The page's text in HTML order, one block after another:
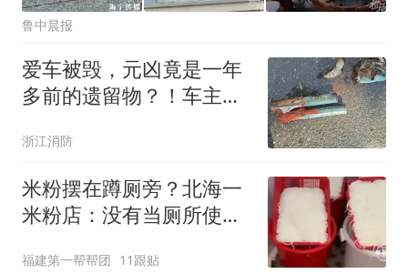
鲁中晨报
爱车被毁，元凶竟是一年
多前的遗留物？！车主赶
浙江消防
米粉摆在蹲厕旁？北海一
米粉店：没有当厕所使
福建第一帮帮团 11跟贴